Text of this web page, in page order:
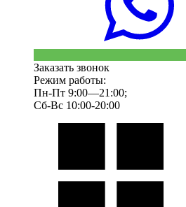
Заказать звонок
Режим работы:
Пн-Пт 9:00—21:00;
Сб-Вс 10:00-20:00